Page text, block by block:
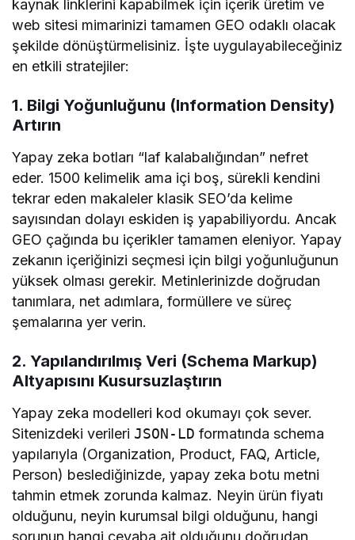
kaynak linklerini kapabilmek için içerik üretim ve
web sitesi mimarinizi tamamen GEO odaklı olacak
şekilde dönüştürmelisiniz. İşte uygulayabileceğiniz
en etkili stratejiler:
1. Bilgi Yoğunluğunu (Information Density)
Artırın
Yapay zeka botları “laf kalabalığından” nefret
eder. 1500 kelimelik ama içi boş, sürekli kendini
tekrar eden makaleler klasik SEO’da kelime
sayısından dolayı eskiden iş yapabiliyordu. Ancak
GEO çağında bu içerikler tamamen eleniyor. Yapay
zekanın içeriğinizi seçmesi için bilgi yoğunluğunun
yüksek olması gerekir. Metinlerinizde doğrudan
tanımlara, net adımlara, formüllere ve süreç
şemalarına yer verin.
2. Yapılandırılmış Veri (Schema Markup)
Altyapısını Kusursuzlaştırın
Yapay zeka modelleri kod okumayı çok sever.
Sitenizdeki verileri JSON-LD formatında schema
yapılarıyla (Organization, Product, FAQ, Article,
Person) beslediğinizde, yapay zeka botu metni
tahmin etmek zorunda kalmaz. Neyin ürün fiyatı
olduğunu, neyin kurumsal bilgi olduğunu, hangi
sorunun hangi cevaba ait olduğunu doğrudan